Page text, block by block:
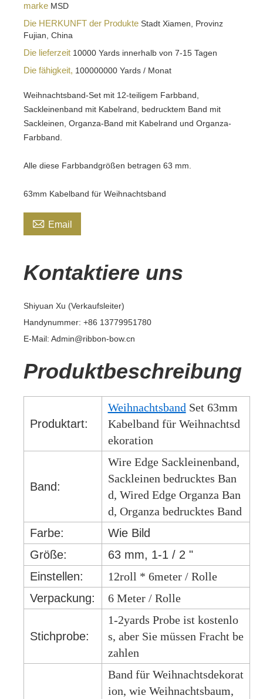
marke MSD
Die HERKUNFT der Produkte Stadt Xiamen, Provinz
Fujian, China
Die lieferzeit 10000 Yards innerhalb von 7-15 Tagen
Die fähigkeit, 100000000 Yards / Monat
Weihnachtsband-Set mit 12-teiligem Farbband,
Sackleinenband mit Kabelrand, bedrucktem Band mit
Sackleinen, Organza-Band mit Kabelrand und Organza-
Farbband.
Alle diese Farbbandgrößen betragen 63 mm.
63mm Kabelband für Weihnachtsband
 Email
Kontaktiere uns
Shiyuan Xu (Verkaufsleiter)
Handynummer: +86 13779951780
E-Mail: Admin@ribbon-bow.cn
Produktbeschreibung
Produktart:
Weihnachtsband Set 63mm
Kabelband für Weihnachtsd
ekoration
Band:
Wire Edge Sackleinenband,
Sackleinen bedrucktes Ban
d, Wired Edge Organza Ban
d, Organza bedrucktes Band
Farbe:
Wie Bild
Größe:
63 mm, 1-1 / 2 "
Einstellen:
12roll * 6meter / Rolle
Verpackung:
6 Meter / Rolle
Stichprobe:
1-2yards Probe ist kostenlo
s, aber Sie müssen Fracht be
zahlen
Band für Weihnachtsdekorat
ion, wie Weihnachtsbaum,